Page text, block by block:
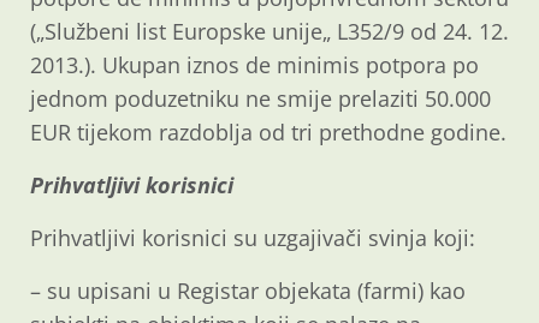
(„Službeni list Europske unije„ L352/9 od 24. 12.
2013.). Ukupan iznos de minimis potpora po
jednom poduzetniku ne smije prelaziti 50.000
EUR tijekom razdoblja od tri prethodne godine.
Prihvatljivi korisnici
Prihvatljivi korisnici su uzgajivači svinja koji:
– su upisani u Registar objekata (farmi) kao